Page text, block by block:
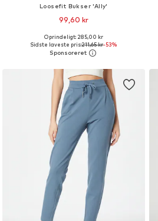
Loosefit Bukser 'Ally'
99,60 kr
Tilgængelige størrelser: 34, 36, 38, 40, 42
Føj til indkøbskurv
Oprindeligt: 285,00 kr
Sidste laveste pris:211,65 kr-53%